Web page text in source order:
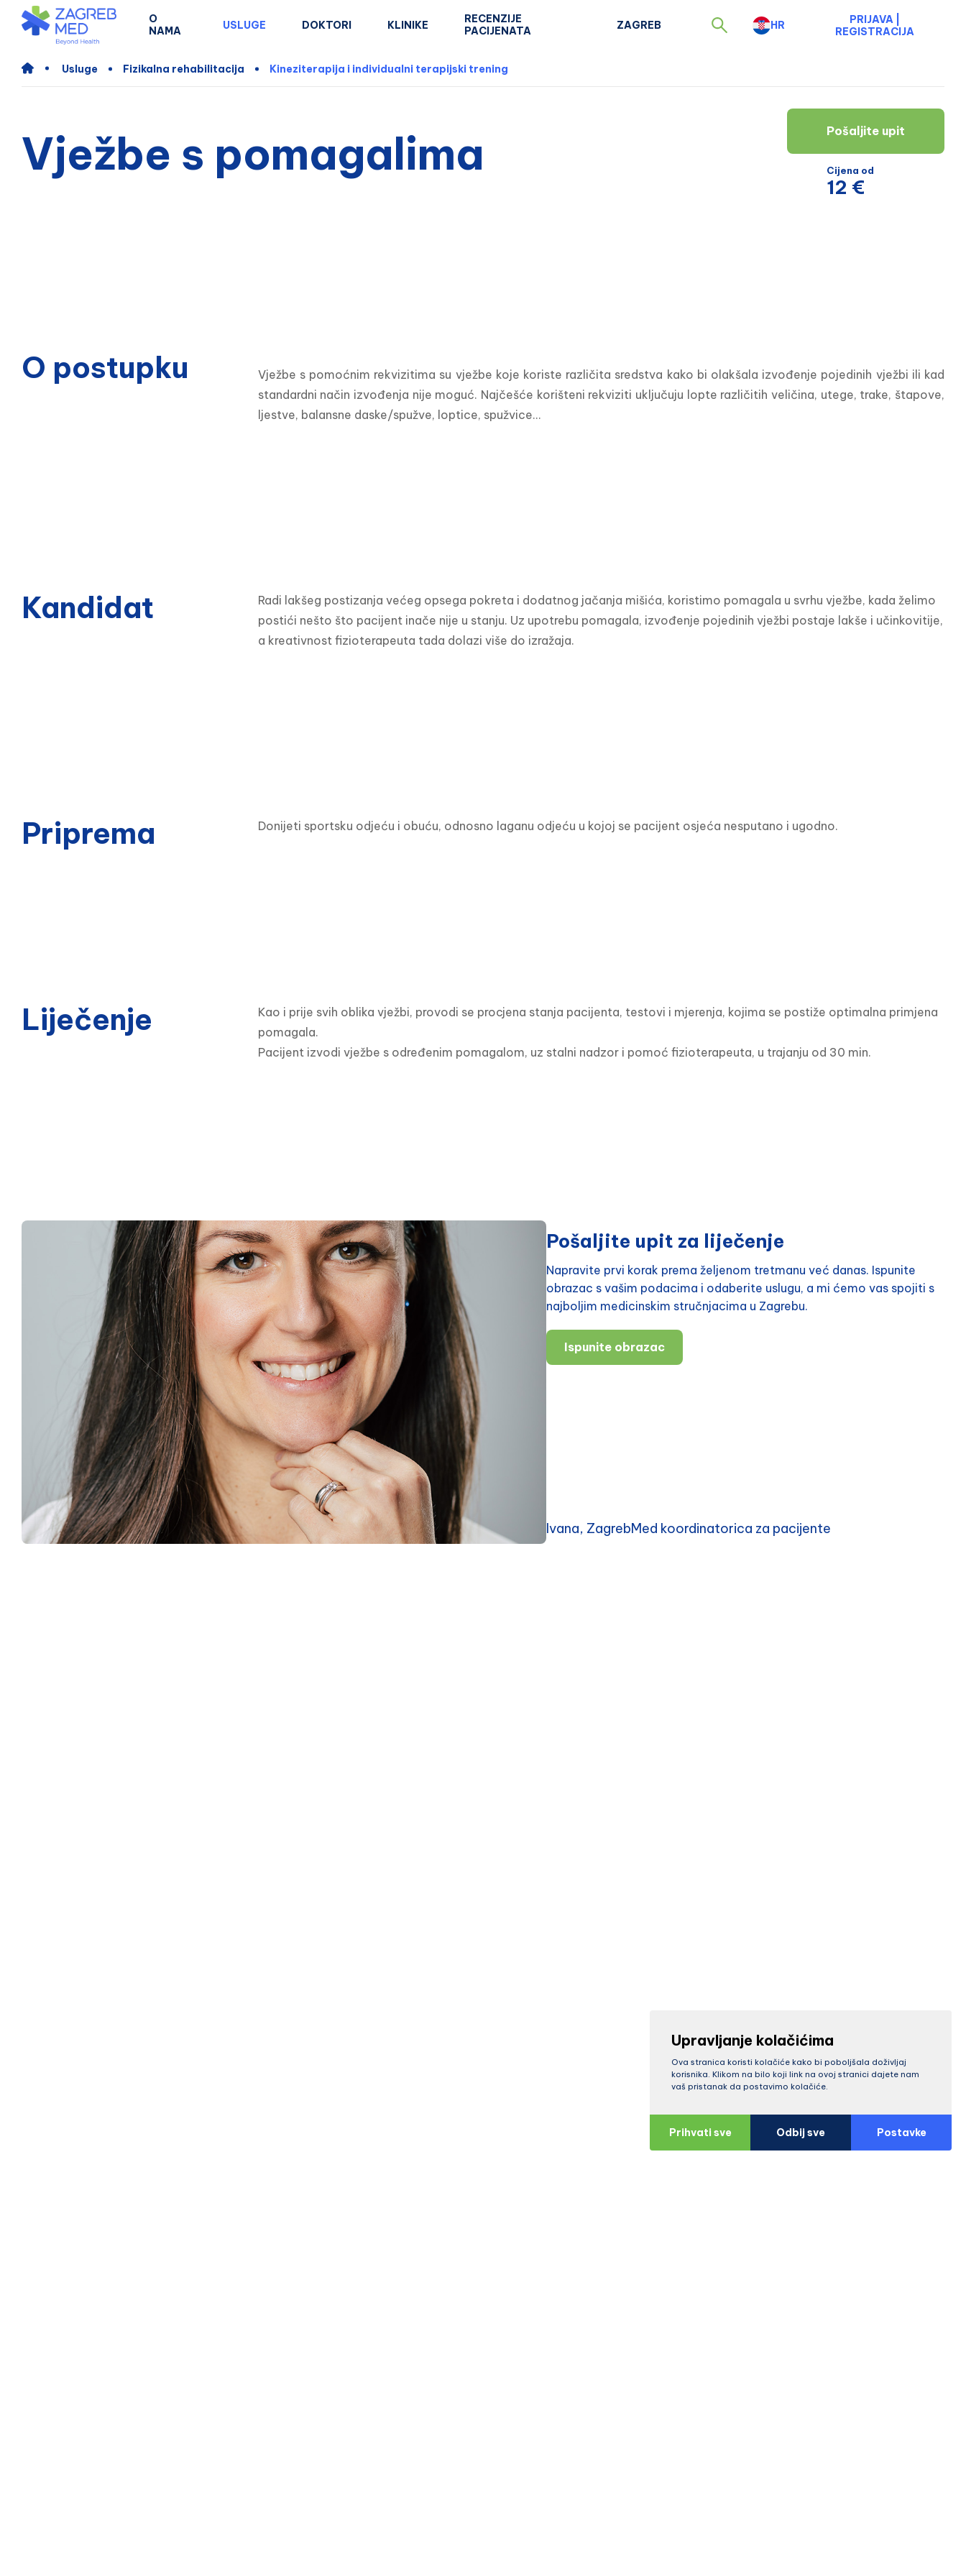
O
NAMA
USLUGE DOKTORI KLINIKE
RECENZIJE
PACIJENATA
ZAGREB HR PRIJAVA
REGISTRACIJA
Usluge Fizikalna rehabilitacija Kineziterapija i individualni terapijski trening
Vježbe s pomagalima Pošaljite upit
Cijena od
12 €
O postupku
Vježbe s pomoćnim rekvizitima su vježbe koje koriste različita sredstva kako bi olakšala izvođenje pojedinih vježbi ili kad
standardni način izvođenja nije moguć. Najčešće korišteni rekviziti uključuju lopte različitih veličina, utege, trake, štapove,
ljestve, balansne daske/spužve, loptice, spužvice...
Kandidat
Radi lakšeg postizanja većeg opsega pokreta i dodatnog jačanja mišića, koristimo pomagala u svrhu vježbe, kada želimo
postići nešto što pacijent inače nije u stanju. Uz upotrebu pomagala, izvođenje pojedinih vježbi postaje lakše i učinkovitije,
a kreativnost fizioterapeuta tada dolazi više do izražaja.
Priprema Donijeti sportsku odjeću i obuću, odnosno laganu odjeću u kojoj se pacijent osjeća nesputano i ugodno.
Liječenje
Kao i prije svih oblika vježbi, provodi se procjena stanja pacijenta, testovi i mjerenja, kojima se postiže optimalna primjena
pomagala.
Pacijent izvodi vježbe s određenim pomagalom, uz stalni nadzor i pomoć fizioterapeuta, u trajanju od 30 min.
Pošaljite upit za liječenje
Napravite prvi korak prema željenom tretmanu već danas. Ispunite
obrazac s vašim podacima i odaberite uslugu, a mi ćemo vas spojiti s
najboljim medicinskim stručnjacima u Zagrebu.
Ispunite obrazac
Ivana, ZagrebMed koordinatorica za pacijente
Upravljanje kolačićima
Ova stranica koristi kolačiće kako bi poboljšala doživljaj
korisnika. Klikom na bilo koji link na ovoj stranici dajete nam
vaš pristanak da postavimo kolačiće.
Prihvati sve Odbij sve Postavke